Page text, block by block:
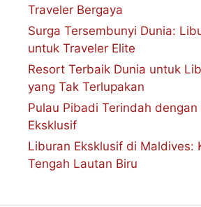
Traveler Bergaya
Surga Tersembunyi Dunia:
untuk Traveler Elite
Resort Terbaik Dunia untuk
yang Tak Terlupakan
Pulau Pibadi Terindah dengan
Eksklusif
Liburan Eksklusif di Maldives:
Tengah Lautan Biru